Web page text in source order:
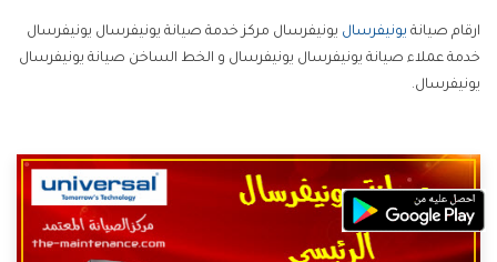
ارقام صيانة يونيفرسال يونيفرسال مركز خدمة صيانة يونيفرسال يونيفرسال
خدمة عملاء صيانة يونيفرسال يونيفرسال و الخط الساخن صيانة يونيفرسال
يونيفرسال.